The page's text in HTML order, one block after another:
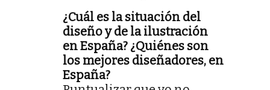
¿Cuál es la situación del
diseño y de la ilustración
en España? ¿Quiénes son
los mejores diseñadores, en
España?